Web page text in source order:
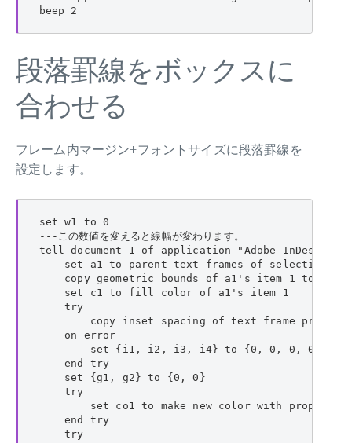
beep 2
段落罫線をボックスに
合わせる
フレーム内マージン+フォントサイズに段落罫線を
設定します。
set w1 to 0
---この数値を変えると線幅が変わります。
tell document 1 of application "Adobe InDesign
    set a1 to parent text frames of selection
copy geometric bounds of a1's item 1 to {p1,
    set c1 to fill color of a1's item 1
    try
copy inset spacing of text frame
    on error
        set {i1, i2, i3, i4} to {0, 0, 0, 0}
    end try
    set {g1, g2} to {0, 0}
    try
set co1 to make new color with
    end try
    try